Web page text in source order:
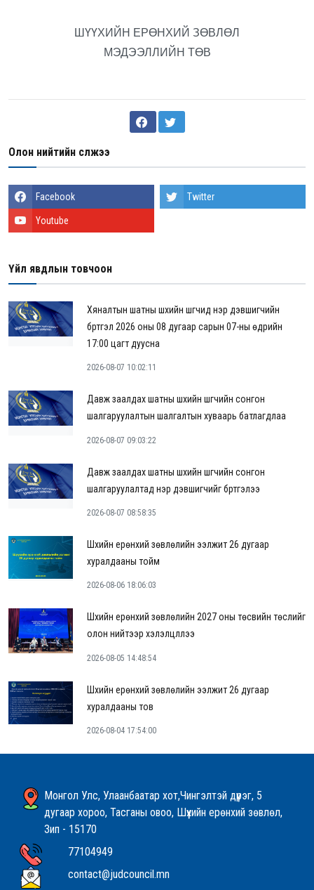
ШҮҮХИЙН ЕРӨНХИЙ ЗӨВЛӨЛ
МЭДЭЭЛЛИЙН ТӨВ
Олон нийтийн сүлжээ
Facebook Twitter
Youtube
Үйл явдлын товчоон
Хяналтын шатны шүүхийн шүүгчид нэр дэвшигчийн
бүртгэл 2026 оны 08 дугаар сарын 07-ны өдрийн
17:00 цагт дуусна
2026-08-07 10:02:11
Давж заалдах шатны шүүхийн шүүгчийн сонгон
шалгаруулалтын шалгалтын хуваарь батлагдлаа
2026-08-07 09:03:22
Давж заалдах шатны шүүхийн шүүгчийн сонгон
шалгаруулалтад нэр дэвшигчийг бүртгэлээ
2026-08-07 08:58:35
Шүүхийн ерөнхий зөвлөлийн ээлжит 26 дугаар
хуралдааны тойм
2026-08-06 18:06:03
Шүүхийн ерөнхий зөвлөлийн 2027 оны төсвийн төслийг
олон нийтээр хэлэлцүүллээ
2026-08-05 14:48:54
Шүүхийн ерөнхий зөвлөлийн ээлжит 26 дугаар
хуралдааны тов
2026-08-04 17:54:00
Монгол Улс, Улаанбаатар хот,Чингэлтэй дүүрэг, 5
дугаар хороо, Тасганы овоо, Шүүхийн ерөнхий зөвлөл,
Зип - 15170
77104949
contact@judcouncil.mn